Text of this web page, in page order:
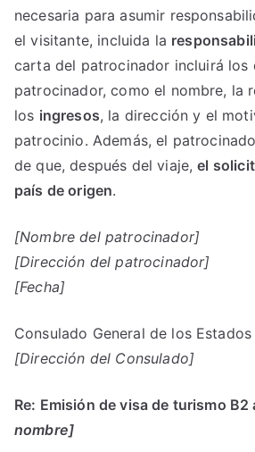
necesaria para asumir
el visitante, incluida la
carta del patrocinador incluirá los
patrocinador, como el nombre, la
los ingresos, la dirección y el
patrocinio. Además, el
de que, después del viaje,el
país de origen.
[Nombre del patrocinador]
[Dirección del patrocinador]
[Fecha]
Consulado General de los
[Dirección del Consulado]
Re: Emisión de visa de turismo B2
nombre]